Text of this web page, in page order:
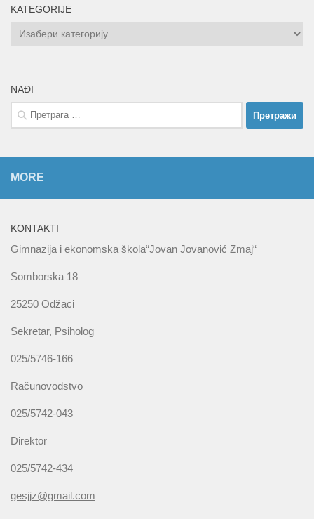
KATEGORIJE
KATEGORIJE
NAĐI
Претрага
за:
MORE
KONTAKTI
Gimnazija i ekonomska škola“Jovan Jovanović Zmaj“
Somborska 18
25250 Odžaci
Sekretar, Psiholog
025/5746-166
Računovodstvo
025/5742-043
Direktor
025/5742-434
gesjjz@gmail.com